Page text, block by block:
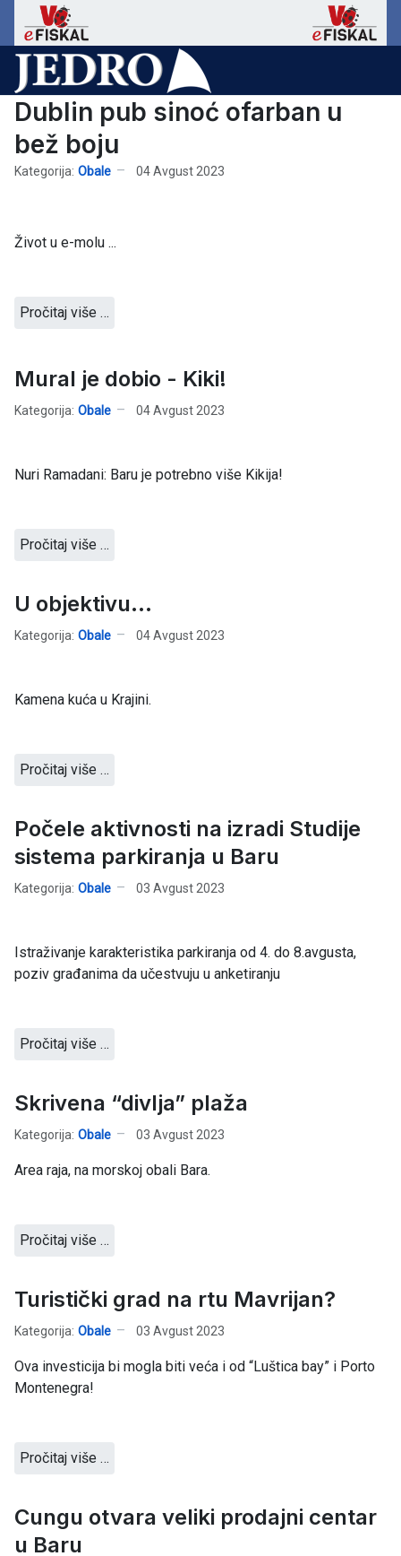
Dublin pub sinoć ofarban u
bež boju
Kategorija: Obale 04 Avgust 2023
Život u e-molu ...
Pročitaj više …
Mural je dobio - Kiki!
Kategorija: Obale 04 Avgust 2023
Nuri Ramadani: Baru je potrebno više Kikija!
Pročitaj više …
U objektivu...
Kategorija: Obale 04 Avgust 2023
Kamena kuća u Krajini.
Pročitaj više …
Počele aktivnosti na izradi Studije
sistema parkiranja u Baru
Kategorija: Obale 03 Avgust 2023
Istraživanje karakteristika parkiranja od 4. do 8.avgusta,
poziv građanima da učestvuju u anketiranju
Pročitaj više …
Skrivena “divlja” plaža
Kategorija: Obale 03 Avgust 2023
Area raja, na morskoj obali Bara.
Pročitaj više …
Turistički grad na rtu Mavrijan?
Kategorija: Obale 03 Avgust 2023
Ova investicija bi mogla biti veća i od “Luštica bay” i Porto
Montenegra!
Pročitaj više …
Cungu otvara veliki prodajni centar
u Baru